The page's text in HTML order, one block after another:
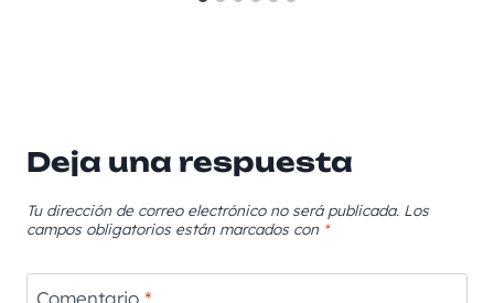
Deja una respuesta
Tu dirección de correo electrónico no será publicada. Los
campos obligatorios están marcados con *
Comentario *